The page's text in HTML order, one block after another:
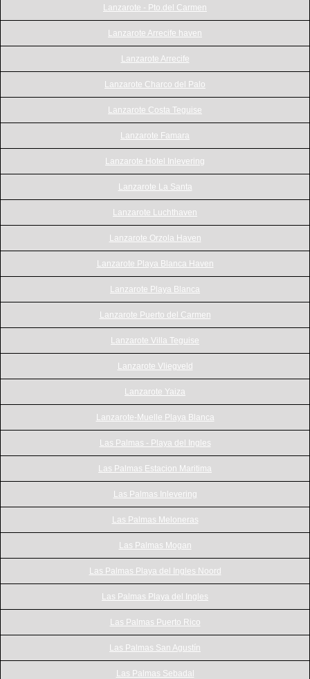
Lanzarote - Pto.del Carmen
Lanzarote Arrecife haven
Lanzarote Arrecife
Lanzarote Charco del Palo
Lanzarote Costa Teguise
Lanzarote Famara
Lanzarote Hotel Inlevering
Lanzarote La Santa
Lanzarote Luchthaven
Lanzarote Orzola Haven
Lanzarote Playa Blanca Haven
Lanzarote Playa Blanca
Lanzarote Puerto del Carmen
Lanzarote Villa Teguise
Lanzarote Vliegveld
Lanzarote Yaiza
Lanzarote-Muelle Playa Blanca
Las Palmas - Playa del Ingles
Las Palmas Estacion Maritima
Las Palmas Inlevering
Las Palmas Meloneras
Las Palmas Mogan
Las Palmas Playa del Ingles Noord
Las Palmas Playa del Ingles
Las Palmas Puerto Rico
Las Palmas San Agustín
Las Palmas Sebadal